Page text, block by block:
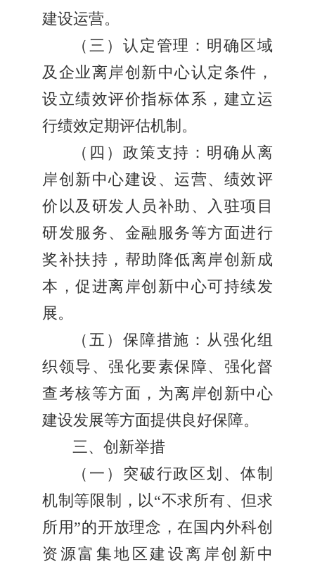
建设运营。
（三）认定管理：明确区域
及企业离岸创新中心认定条件，
设立绩效评价指标体系，建立运
行绩效定期评估机制。
（四）政策支持：明确从离
岸创新中心建设、运营、绩效评
价以及研发人员补助、入驻项目
研发服务、金融服务等方面进行
奖补扶持，帮助降低离岸创新成
本，促进离岸创新中心可持续发
展。
（五）保障措施：从强化组
织领导、强化要素保障、强化督
查考核等方面，为离岸创新中心
建设发展等方面提供良好保障。
三、创新举措
（一）突破行政区划、体制
机制等限制，以“不求所有、但求
所用”的开放理念，在国内外科创
资源富集地区建设离岸创新中